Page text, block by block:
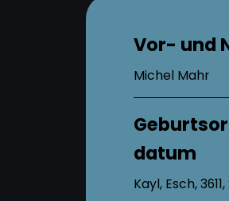
Vor- und
Michel Mahr
datum
Kayl, Esch,